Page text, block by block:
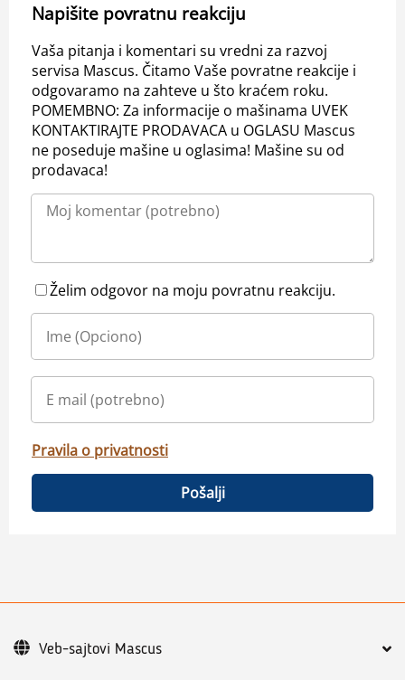
Napišite povratnu reakciju
Vaša pitanja i komentari su vredni za razvoj
servisa Mascus. Čitamo Vaše povratne reakcije i
odgovaramo na zahteve u što kraćem roku.
POMEMBNO: Za informacije o mašinama UVEK
KONTAKTIRAJTE PRODAVACA u OGLASU Mascus
ne poseduje mašine u oglasima! Mašine su od
prodavaca!
Želim odgovor na moju povratnu reakciju.
Pravila o privatnosti
Pošalji
Veb-sajtovi Mascus